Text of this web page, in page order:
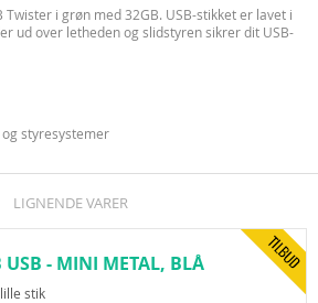
i grøn med 32GB. USB-stikket er lavet i
ud over letheden og slidstyren sikrer dit USB-
styresystemer
LIGNENDE VARER
USB - MINI METAL, BLÅ
stik